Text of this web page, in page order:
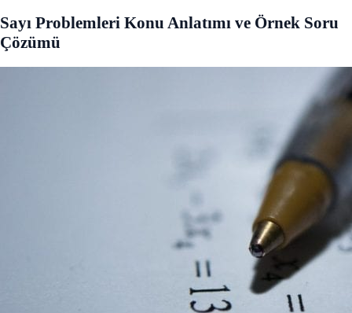
Sayı Problemleri Konu Anlatımı ve Örnek Soru
Çözümü